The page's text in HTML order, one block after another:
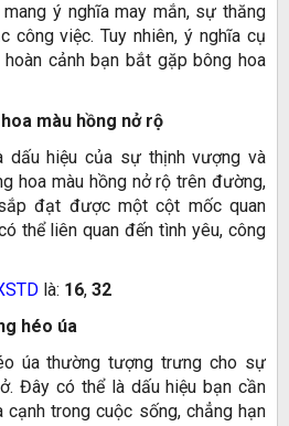
ý nghĩa may mắn, sự thăng
công việc. Tuy nhiên, ý nghĩa cụ
cảnh bạn bắt gặp bông hoa
màu hồng nở rộ
dấu hiệu của sự thịnh vượng và
hoa màu hồng nở rộ trên đường,
đạt được một cột mốc quan
thể liên quan đến tình yêu, công
là: 16, 32
héo úa
úa thường tượng trưng cho sự
Đây có thể là dấu hiệu bạn cần
trong cuộc sống, chẳng hạn